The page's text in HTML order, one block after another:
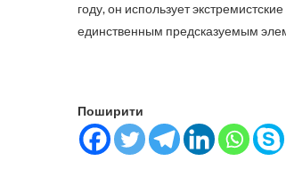
году, он использует
единственным предсказуемым
Поширити